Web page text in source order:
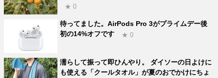
★ 0
待ってました。AirPods Pro 3がプライムデー後
初の14%オフです
★ 0
濡らして振って即ひんやり。 ダイソーの日よけに
も使える「クールタオル」が夏のおでかけにちょ